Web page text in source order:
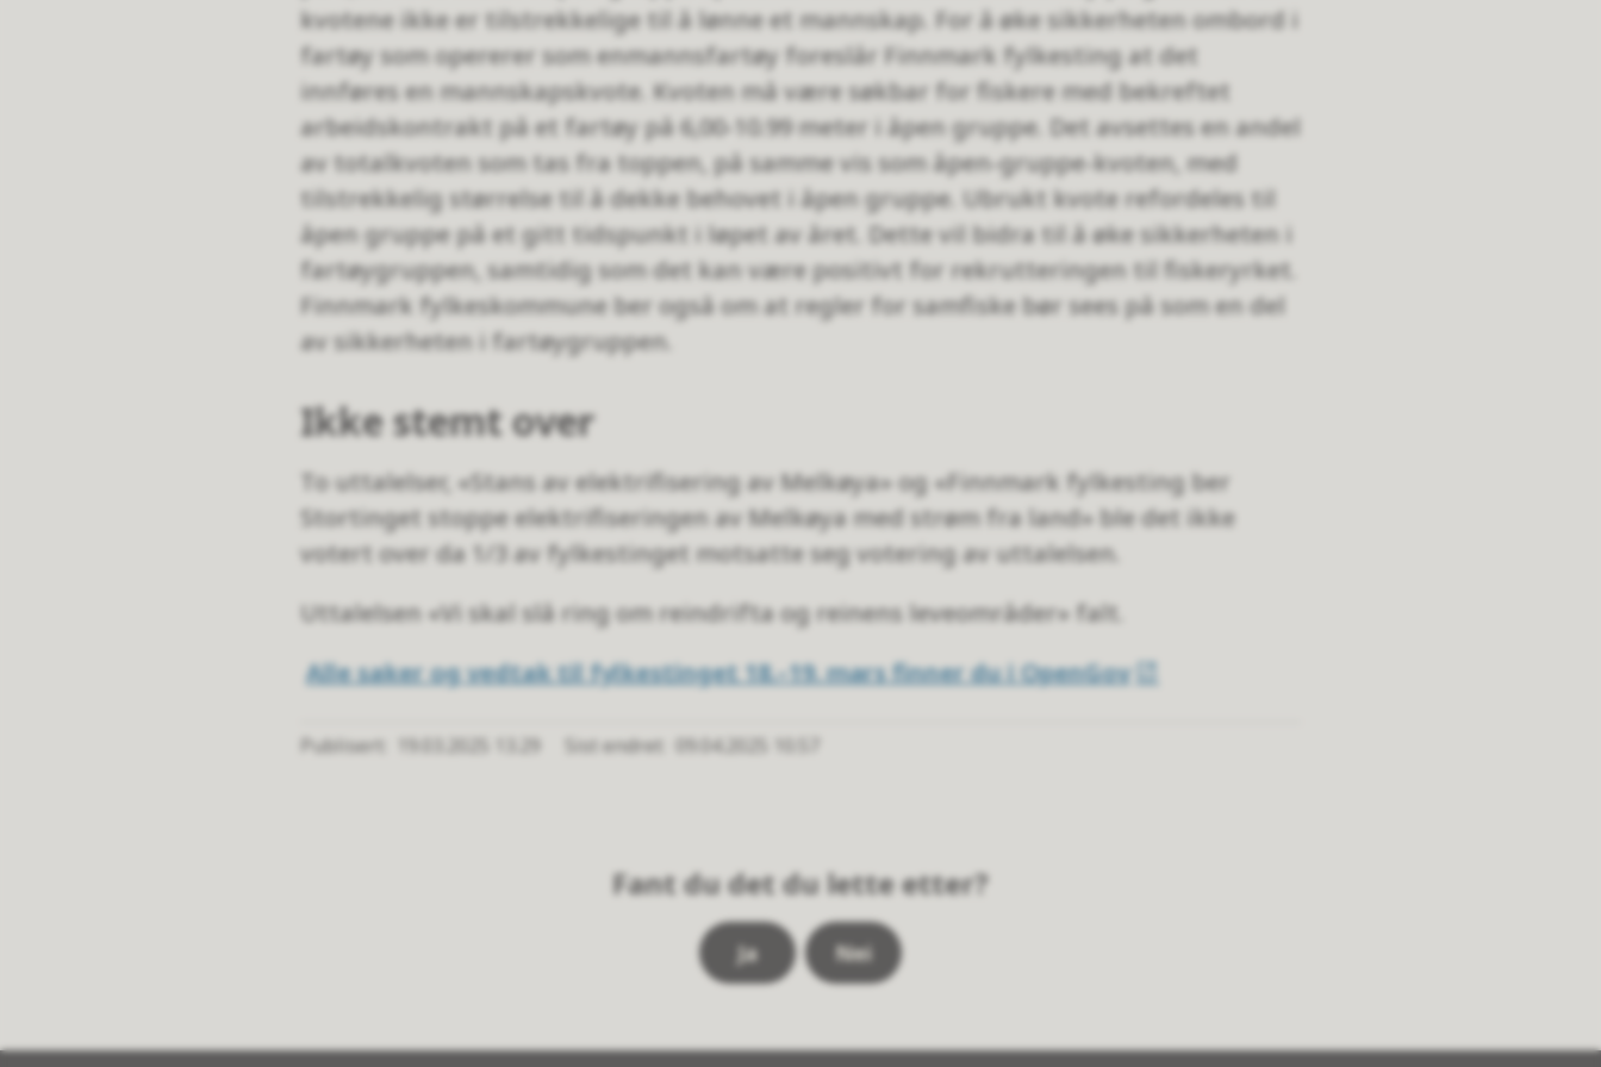
kvotene ikke er tilstrekkelige til å lønne et mannskap. For å øke sikkerheten ombord i
fartøy som opererer som enmannsfartøy foreslår Finnmark fylkesting at det
innføres en mannskapskvote. Kvoten må være søkbar for fiskere med bekreftet
arbeidskontrakt på et fartøy på 6,00-10.99 meter i åpen gruppe. Det avsettes en andel
av totalkvoten som tas fra toppen, på samme vis som åpen-gruppe-kvoten, med
tilstrekkelig størrelse til å dekke behovet i åpen gruppe. Ubrukt kvote refordeles til
åpen gruppe på et gitt tidspunkt i løpet av året. Dette vil bidra til å øke sikkerheten i
fartøygruppen, samtidig som det kan være positivt for rekrutteringen til fiskeryrket.
Finnmark fylkeskommune ber også om at regler for samfiske bør sees på som en del
av sikkerheten i fartøygruppen.
Ikke stemt over
To uttalelser, «Stans av elektrifisering av Melkøya» og «Finnmark fylkesting ber
Stortinget stoppe elektrifiseringen av Melkøya med strøm fra land» ble det ikke
votert over da 1/3 av fylkestinget motsatte seg votering av uttalelsen.
Uttalelsen «Vi skal slå ring om reindrifta og reinens leveområder» falt.
Alle saker og vedtak til fylkestinget 18.–19. mars finner du i OpenGov
Publisert 19.03.2025 13.29 Sist endret 09.04.2025 10.57
Fant du det du lette etter?
Ja Nei